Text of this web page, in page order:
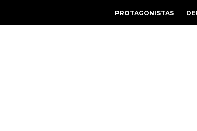
a
PROTAGONISTAS